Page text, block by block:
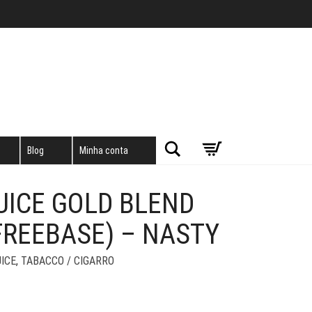
Blog Minha conta Pesquisar
GOLD BLEND
– NASTY
, TABACCO / CIGARRO